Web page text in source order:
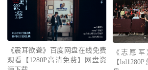
《震耳欲聋》百度网盘在线免费
观看【1280P高清免费】网盘资
《志愿
【